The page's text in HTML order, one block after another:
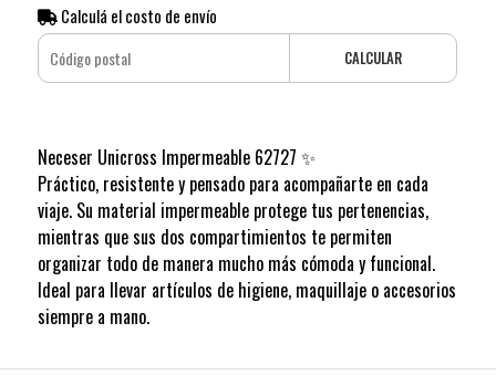
Calculá el costo de envío
CALCULAR
Neceser Unicross Impermeable 62727 ✨
Práctico, resistente y pensado para acompañarte en cada
viaje. Su material impermeable protege tus pertenencias,
mientras que sus dos compartimientos te permiten
organizar todo de manera mucho más cómoda y funcional.
Ideal para llevar artículos de higiene, maquillaje o accesorios
siempre a mano.